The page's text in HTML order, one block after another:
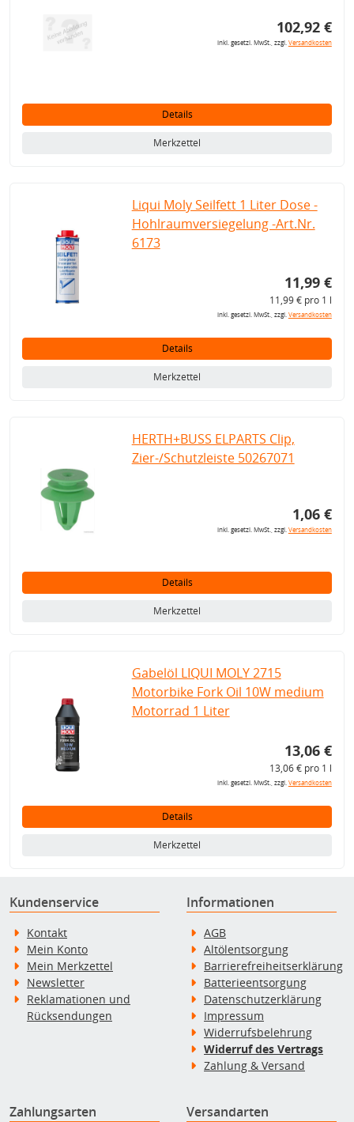
102,92 €
inkl. gesetzl. MwSt., zzgl.Versandkosten
Details
Merkzettel
Liqui Moly Seilfett 1 Liter Dose -
Hohlraumversiegelung -Art.Nr.
6173
11,99 €
11,99 € pro 1 l
inkl. gesetzl. MwSt., zzgl.Versandkosten
Details
Merkzettel
HERTH+BUSS ELPARTS Clip,
Zier-/Schutzleiste 50267071
1,06 €
inkl. gesetzl. MwSt., zzgl.Versandkosten
Details
Merkzettel
Gabelöl LIQUI MOLY 2715
Motorbike Fork Oil 10W medium
Motorrad 1 Liter
13,06 €
13,06 € pro 1 l
inkl. gesetzl. MwSt., zzgl.Versandkosten
Details
Merkzettel
Kundenservice
Kontakt
Mein Konto
Mein Merkzettel
Newsletter
Reklamationen und
Rücksendungen
Informationen
AGB
Altölentsorgung
Barrierefreiheitserklärung
Batterieentsorgung
Datenschutzerklärung
Impressum
Widerrufsbelehrung
Widerruf des Vertrags
Zahlung & Versand
Zahlungsarten Versandarten